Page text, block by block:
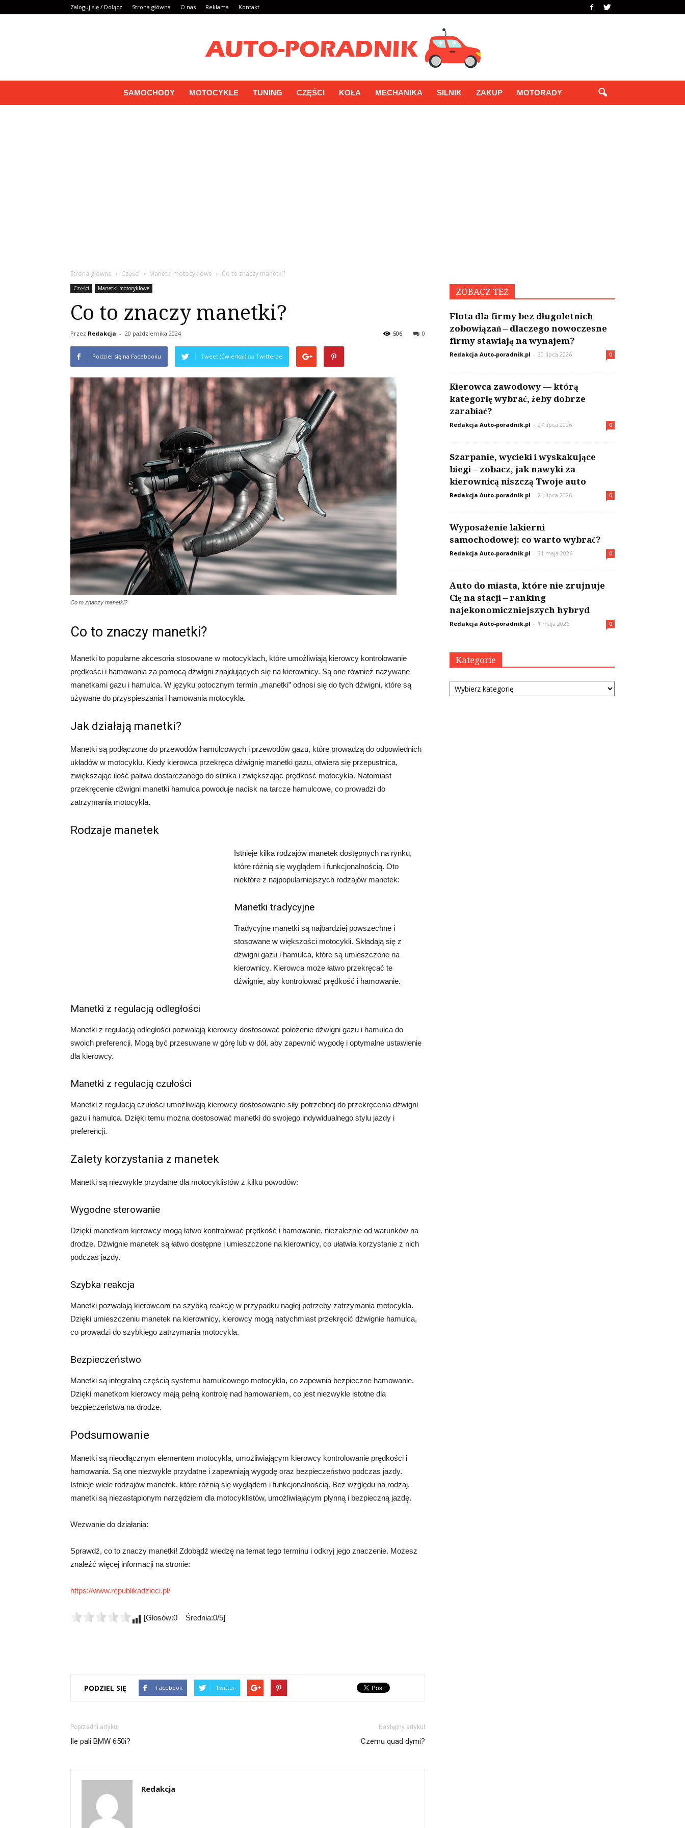
Zaloguj się / Dołącz Strona główna O nas Reklama Kontakt
SAMOCHODY MOTOCYKLE TUNING CZĘŚCI KOŁA MECHANIKA SILNIK ZAKUP MOTORADY
Strona główna Części Manetki motocyklowe Co to znaczy manetki?
Części Manetki motocyklowe
Co to znaczy manetki?
Przez Redakcja - 20 października 2024 0
506
Podziel się na Facebooku Tweet (Ćwierkaj) na Twitterze
Co to znaczy manetki?
Co to znaczy manetki?
Manetki to popularne akcesoria stosowane w motocyklach, które umożliwiają kierowcy kontrolowanie
prędkości i hamowania za pomocą dźwigni znajdujących się na kierownicy. Są one również nazywane
manetkami gazu i hamulca. W języku potocznym termin „manetki” odnosi się do tych dźwigni, które są
używane do przyspieszania i hamowania motocykla.
Jak działają manetki?
Manetki są podłączone do przewodów hamulcowych i przewodów gazu, które prowadzą do odpowiednich
układów w motocyklu. Kiedy kierowca przekręca dźwignię manetki gazu, otwiera się przepustnica,
zwiększając ilość paliwa dostarczanego do silnika i zwiększając prędkość motocykla. Natomiast
przekręcenie dźwigni manetki hamulca powoduje nacisk na tarcze hamulcowe, co prowadzi do
zatrzymania motocykla.
Rodzaje manetek
Istnieje kilka rodzajów manetek dostępnych na rynku,
które różnią się wyglądem i funkcjonalnością. Oto
niektóre z najpopularniejszych rodzajów manetek:
Manetki tradycyjne
Tradycyjne manetki są najbardziej powszechne i
stosowane w większości motocykli. Składają się z
dźwigni gazu i hamulca, które są umieszczone na
kierownicy. Kierowca może łatwo przekręcać te
dźwignie, aby kontrolować prędkość i hamowanie.
Manetki z regulacją odległości
Manetki z regulacją odległości pozwalają kierowcy dostosować położenie dźwigni gazu i hamulca do
swoich preferencji. Mogą być przesuwane w górę lub w dół, aby zapewnić wygodę i optymalne ustawienie
dla kierowcy.
Manetki z regulacją czułości
Manetki z regulacją czułości umożliwiają kierowcy dostosowanie siły potrzebnej do przekręcenia dźwigni
gazu i hamulca. Dzięki temu można dostosować manetki do swojego indywidualnego stylu jazdy i
preferencji.
Zalety korzystania z manetek
Manetki są niezwykle przydatne dla motocyklistów z kilku powodów:
Wygodne sterowanie
Dzięki manetkom kierowcy mogą łatwo kontrolować prędkość i hamowanie, niezależnie od warunków na
drodze. Dźwignie manetek są łatwo dostępne i umieszczone na kierownicy, co ułatwia korzystanie z nich
podczas jazdy.
Szybka reakcja
Manetki pozwalają kierowcom na szybką reakcję w przypadku nagłej potrzeby zatrzymania motocykla.
Dzięki umieszczeniu manetek na kierownicy, kierowcy mogą natychmiast przekręcić dźwignie hamulca,
co prowadzi do szybkiego zatrzymania motocykla.
Bezpieczeństwo
Manetki są integralną częścią systemu hamulcowego motocykla, co zapewnia bezpieczne hamowanie.
Dzięki manetkom kierowcy mają pełną kontrolę nad hamowaniem, co jest niezwykle istotne dla
bezpieczeństwa na drodze.
Podsumowanie
Manetki są nieodłącznym elementem motocykla, umożliwiającym kierowcy kontrolowanie prędkości i
hamowania. Są one niezwykle przydatne i zapewniają wygodę oraz bezpieczeństwo podczas jazdy.
Istnieje wiele rodzajów manetek, które różnią się wyglądem i funkcjonalnością. Bez względu na rodzaj,
manetki są niezastąpionym narzędziem dla motocyklistów, umożliwiającym płynną i bezpieczną jazdę.
Wezwanie do działania:
Sprawdź, co to znaczy manetki! Zdobądź wiedzę na temat tego terminu i odkryj jego znaczenie. Możesz
znaleźć więcej informacji na stronie:
https://www.republikadzieci.pl/
[Głosów:0 Średnia:0/5]
PODZIEL SIĘ Facebook Twitter
Poprzedni artykuł
Ile pali BMW 650i?
Następny artykuł
Czemu quad dymi?
Redakcja
ZOBACZ TEŻ
Flota dla firmy bez długoletnich
zobowiązań – dlaczego nowoczesne
firmy stawiają na wynajem?
Redakcja Auto-poradnik.pl - 30 lipca 2026 0
Kierowca zawodowy — którą
kategorię wybrać, żeby dobrze
zarabiać?
Redakcja Auto-poradnik.pl - 27 lipca 2026 0
Szarpanie, wycieki i wyskakujące
biegi – zobacz, jak nawyki za
kierownicą niszczą Twoje auto
Redakcja Auto-poradnik.pl - 24 lipca 2026 0
Wyposażenie lakierni
samochodowej: co warto wybrać?
Redakcja Auto-poradnik.pl - 31 maja 2026 0
Auto do miasta, które nie zrujnuje
Cię na stacji – ranking
najekonomiczniejszych hybryd
Redakcja Auto-poradnik.pl - 1 maja 2026 0
Kategorie
Kategorie